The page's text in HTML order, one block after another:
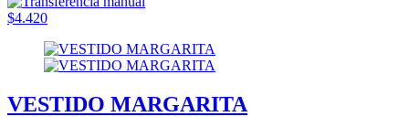
$4.420
VESTIDO MARGARITA